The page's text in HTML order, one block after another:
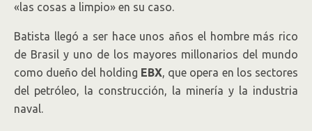
«las cosas a limpio» en su caso.
Batista llegó a ser hace unos años el hombre más rico
de Brasil y uno de los mayores millonarios del mundo
como dueño del holding EBX, que opera en los sectores
del petróleo, la construcción, la minería y la industria
naval.